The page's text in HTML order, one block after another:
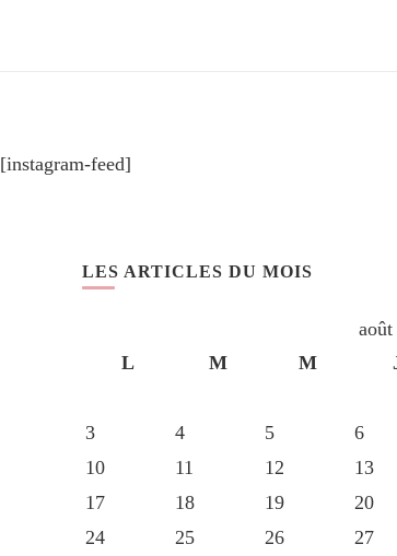
[instagram-feed]
LES ARTICLES DU MOIS
L
M M
3
4 5 6
10
11 12 13
17
18 19 20
24
25 26 27